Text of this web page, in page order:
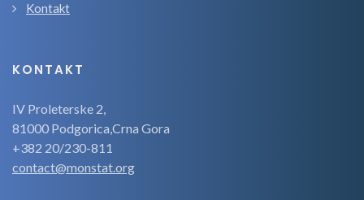
Kontakt
KONTAKT
IV Proleterske 2,
81000 Podgorica,Crna Gora
+382 20/230-811
contact@monstat.org